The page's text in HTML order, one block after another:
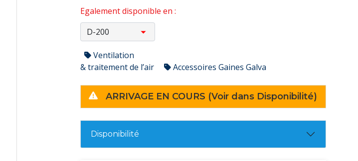
Egalement disponible en :
Ventilation
& traitement de l’air
Accessoires Gaines Galva
ARRIVAGE EN COURS (Voir dans Disponibilité)
Disponibilité